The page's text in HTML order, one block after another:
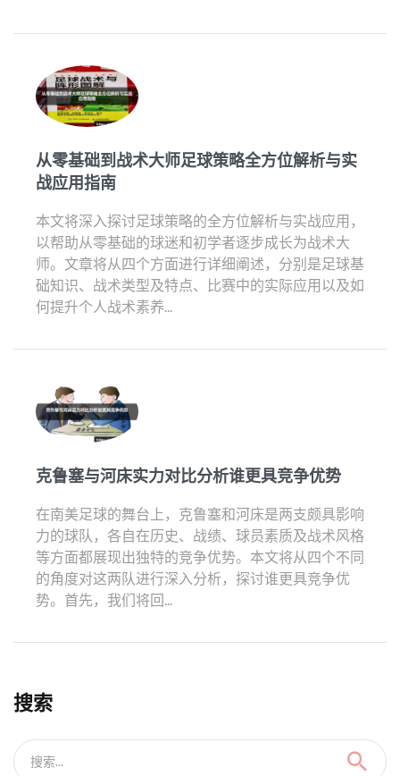
从零基础到战术大师足球策略全方位解析与实
战应用指南
本文将深入探讨足球策略的全方位解析与实战应用，
以帮助从零基础的球迷和初学者逐步成长为战术大
师。文章将从四个方面进行详细阐述，分别是足球基
础知识、战术类型及特点、比赛中的实际应用以及如
何提升个人战术素养...
克鲁塞与河床实力对比分析谁更具竞争优势
在南美足球的舞台上，克鲁塞和河床是两支颇具影响
力的球队，各自在历史、战绩、球员素质及战术风格
等方面都展现出独特的竞争优势。本文将从四个不同
的角度对这两队进行深入分析，探讨谁更具竞争优
势。首先，我们将回...
搜索
搜索...